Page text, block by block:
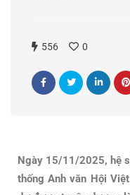
556 0
Ngày 15/11/2025, hệ
thống Anh văn Hội